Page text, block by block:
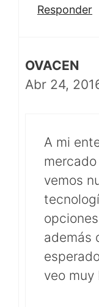
Responder
OVACEN
Abr 24,
A mi
vemos
además
veo